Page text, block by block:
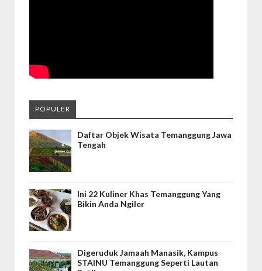
POPULER
Daftar Objek Wisata Temanggung Jawa
Tengah
Ini 22 Kuliner Khas Temanggung Yang
Bikin Anda Ngiler
Digeruduk Jamaah Manasik, Kampus
STAINU Temanggung Seperti Lautan